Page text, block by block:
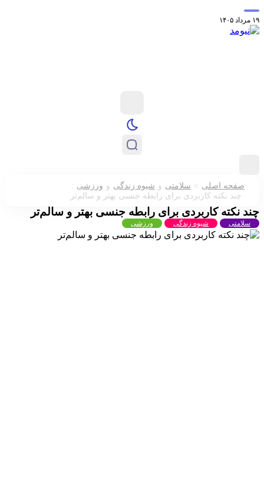
صفحه اصلی > سلامتی و شیوه زندگی و ورزشی :
چند نکته کاربردی برای رابطه جنسی بهتر و سالم‌تر
نکته کاربردی برای رابطه جنسی بهتر و سالم‌تر
شیوه زندگی ورزشی